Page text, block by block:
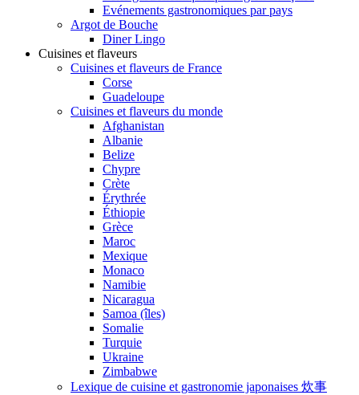
Evénements gastronomiques par pays
Argot de Bouche
Diner Lingo
Cuisines et flaveurs
Cuisines et flaveurs de France
Corse
Guadeloupe
Cuisines et flaveurs du monde
Afghanistan
Albanie
Belize
Chypre
Crète
Érythrée
Éthiopie
Grèce
Maroc
Mexique
Monaco
Namibie
Nicaragua
Samoa (îles)
Somalie
Turquie
Ukraine
Zimbabwe
Lexique de cuisine et gastronomie japonaises 炊事